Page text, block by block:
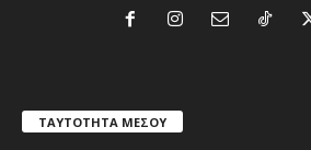
ΤΑΥΤΟΤΗΤΑ ΜΕΣΟΥ